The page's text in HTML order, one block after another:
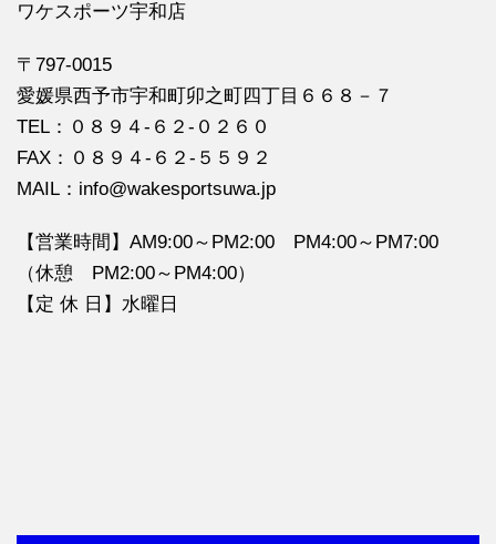
ワケスポーツ宇和店
〒797-0015
愛媛県西予市宇和町卯之町四丁目６６８－７
TEL：０８９４‐６２‐０２６０
FAX：０８９４‐６２‐５５９２
MAIL：info@wakesportsuwa.jp
【営業時間】AM9:00～PM2:00 PM4:00～PM7:00
（休憩 PM2:00～PM4:00）
【定 休 日】水曜日